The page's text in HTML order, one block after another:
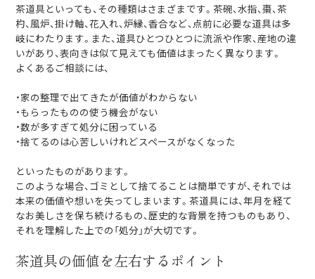
茶道具といっても、その種類はさまざまです。茶碗、水指、棗、茶
杓、風炉、掛け軸、花入れ、炉縁、香合など、点前に必要な道具は多
岐にわたります。また、道具ひとつひとつに流派や作家、産地の違
いがあり、表向きは似て見えても価値はまったく異なります。
よくあるご相談には、
・家の整理で出てきたが価値がわからない
・もらったものの使う機会がない
・数が多すぎて処分に困っている
・捨てるのは心苦しいけれどスペースがなくなった
といったものがあります。
このような場合、ゴミとして捨てることは簡単ですが、それでは
本来の価値や想いを失ってしまいます。茶道具には、年月を経て
なお美しさを保ち続けるもの、歴史的な背景を持つものもあり、
それを理解した上での「処分」が大切です。
茶道具の価値を左右するポイント